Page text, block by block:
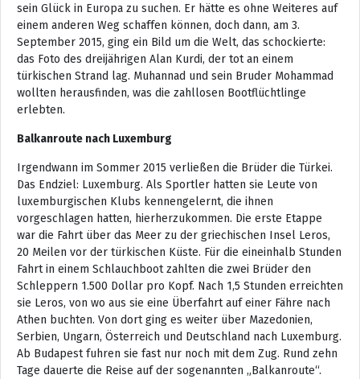
sein Glück in Europa zu suchen. Er hätte es ohne Weiteres auf
einem anderen Weg schaffen können, doch dann, am 3.
September 2015, ging ein Bild um die Welt, das schockierte:
das Foto des dreijährigen Alan Kurdi, der tot an einem
türkischen Strand lag. Muhannad und sein Bruder Mohammad
wollten herausfinden, was die zahllosen Bootflüchtlinge
erlebten.
Balkanroute nach Luxemburg
Irgendwann im Sommer 2015 verließen die Brüder die Türkei.
Das Endziel: Luxemburg. Als Sportler hatten sie Leute von
luxemburgischen Klubs kennengelernt, die ihnen
vorgeschlagen hatten, hierherzukommen. Die erste Etappe
war die Fahrt über das Meer zu der griechischen Insel Leros,
20 Meilen vor der türkischen Küste. Für die eineinhalb Stunden
Fahrt in einem Schlauchboot zahlten die zwei Brüder den
Schleppern 1.500 Dollar pro Kopf. Nach 1,5 Stunden erreichten
sie Leros, von wo aus sie eine Überfahrt auf einer Fähre nach
Athen buchten. Von dort ging es weiter über Mazedonien,
Serbien, Ungarn, Österreich und Deutschland nach Luxemburg.
Ab Budapest fuhren sie fast nur noch mit dem Zug. Rund zehn
Tage dauerte die Reise auf der sogenannten „Balkanroute“.